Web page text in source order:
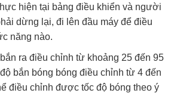
hiện tại bảng điều khiển và người
dừng lại, đi lên đầu máy để điều
năng nào.
ra điều chỉnh từ khoảng 25 đến 95
bắn bóng bóng điều chỉnh từ 4 đến
điều chỉnh được tốc độ bóng theo ý